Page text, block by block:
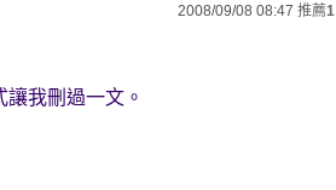
2008/09/08 08:47 推薦1
我刪過一文。